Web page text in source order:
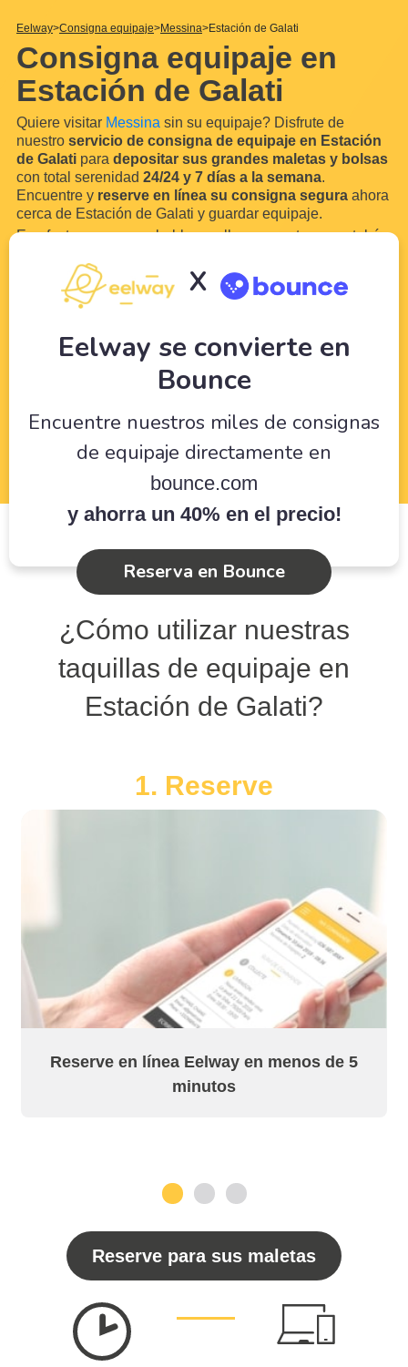
Eelway Consigna equipaje Messina Estación de Galati
Consigna equipaje en
Estación de Galati
Quiere visitar Messina sin su equipaje? Disfrute de
nuestro servicio de consigna de equipaje en Estación
de Galati para depositar sus grandes maletas y bolsas
con total serenidad 24/24 y 7 días a la semana.
Encuentre y reserve en línea su consigna segura ahora
cerca de Estación de Galati y guardar equipaje.
En efecto, es muy probable que lleguen en tren o autobús
comerciantes y hoteleros locales en las cercanías de
Estación de Galati,almacenar ...Leer más
X
Eelway se convierte en
Bounce
Encuentre nuestros miles de consignas
de equipaje directamente en
bounce.com
y ahorra un 40% en el precio!
Reserva en Bounce
¿Cómo utilizar nuestras
taquillas de equipaje en
Estación de Galati?
1. Reserve
Reserve en línea Eelway en menos de 5
minutos
Reserve para sus maletas